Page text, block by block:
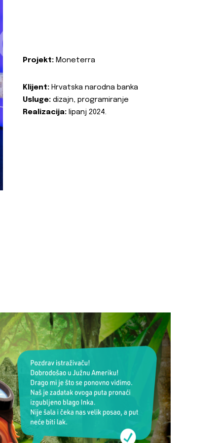
Projekt: Moneterra
Klijent: Hrvatska narodna banka
Usluge: dizajn, programiranje
Realizacija: lipanj 2024.